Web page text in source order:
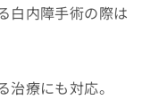
白内障手術の際は
療にも対応。